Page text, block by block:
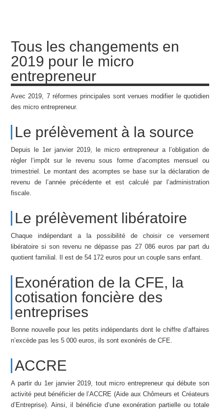
Tous les changements en
2019 pour le micro
entrepreneur
Avec 2019, 7 réformes principales sont venues modifier le quotidien
des micro entrepreneur.
Le prélèvement à la source
Depuis le 1er janvier 2019, le micro entrepreneur a l’obligation de
régler l’impôt sur le revenu sous forme d’acomptes mensuel ou
trimestriel. Le montant des acomptes se base sur la déclaration de
revenu de l’année précédente et est calculé par l’administration
fiscale.
Le prélèvement libératoire
Chaque indépendant a la possibilité de choisir ce versement
libératoire si son revenu ne dépasse pas 27 086 euros par part du
quotient familial. Il est de 54 172 euros pour un couple sans enfant.
Exonération de la CFE, la
cotisation foncière des
entreprises
Bonne nouvelle pour les petits indépendants dont le chiffre d’affaires
n’excède pas les 5 000 euros, ils sont exonérés de CFE.
ACCRE
A partir du 1er janvier 2019, tout micro entrepreneur qui débute son
activité peut bénéficier de l’ACCRE (Aide aux Chômeurs et Créateurs
d’Entreprise). Ainsi, il bénéficie d’une exonération partielle ou totale